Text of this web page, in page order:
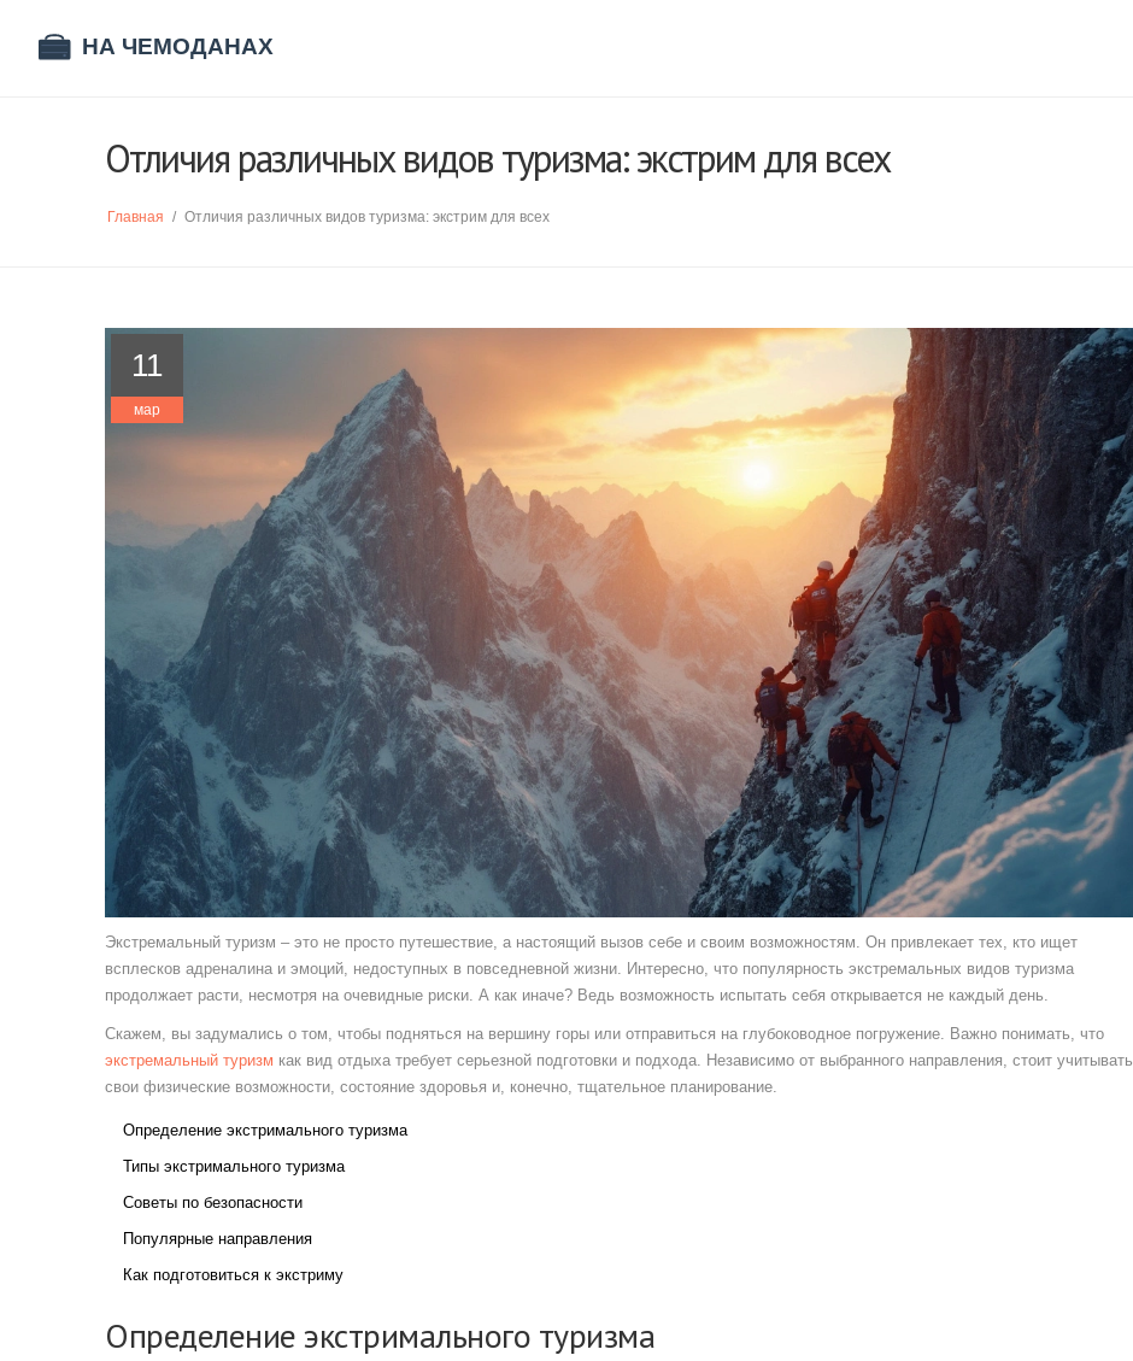
Отличия различных видов туризма: экстрим для всех
Главная / Отличия различных видов туризма: экстрим для всех
11
мар
Экстремальный туризм – это не просто путешествие, а настоящий вызов себе и своим возможностям. Он привлекает тех, кто ищет
всплесков адреналина и эмоций, недоступных в повседневной жизни. Интересно, что популярность экстремальных видов туризма
продолжает расти, несмотря на очевидные риски. А как иначе? Ведь возможность испытать себя открывается не каждый день.
Скажем, вы задумались о том, чтобы подняться на вершину горы или отправиться на глубоководное погружение. Важно понимать, что
экстремальный туризм как вид отдыха требует серьезной подготовки и подхода. Независимо от выбранного направления, стоит учитывать
свои физические возможности, состояние здоровья и, конечно, тщательное планирование.
Определение экстримального туризма
Типы экстримального туризма
Советы по безопасности
Популярные направления
Как подготовиться к экстриму
Определение экстримального туризма